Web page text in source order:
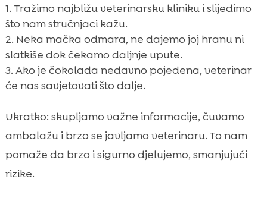
Tražimo najbližu veterinarsku kliniku i slijedimo
što nam stručnjaci kažu.
Neka mačka odmara, ne dajemo joj hranu ni
slatkiše dok čekamo daljnje upute.
Ako je čokolada nedavno pojedena, veterinar
će nas savjetovati što dalje.
Ukratko: skupljamo važne informacije, čuvamo
ambalažu i brzo se javljamo veterinaru. To nam
pomaže da brzo i sigurno djelujemo, smanjujući
rizike.